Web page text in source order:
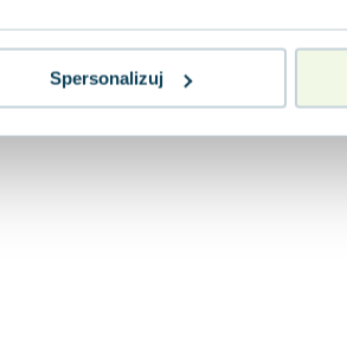
Spersonalizuj